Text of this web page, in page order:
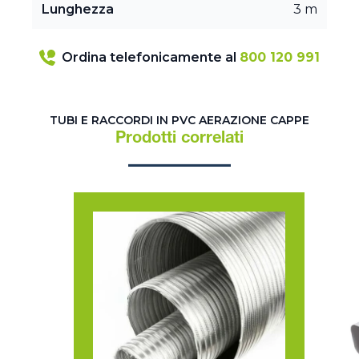
Lunghezza 3 m
Ordina telefonicamente al 800 120 991
TUBI E RACCORDI IN PVC AERAZIONE CAPPE
Prodotti correlati